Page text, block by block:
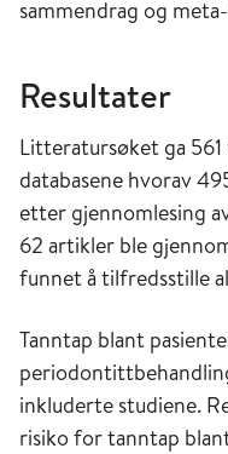
sammendrag og
Resultater
Litteratursøket ga
databasene hvorav
etter gjennomlesing
62 artikler ble
funnet å tilfredsstille
Tanntap blant
inkluderte studiene.
risiko for tanntap